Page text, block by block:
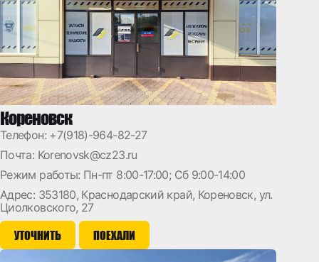
Кореновск
Телефон: +7(918)-964-82-27
Почта: Korenovsk@cz23.ru
Режим работы: Пн-пт 8:00-17:00; Сб 9:00-14:00
Адрес: 353180, Краснодарский край, Кореновск, ул.
Циолковского, 27
УТОЧНИТЬ ПОЕХАЛИ